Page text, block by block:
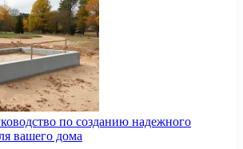
по созданию надежного
вашего дома